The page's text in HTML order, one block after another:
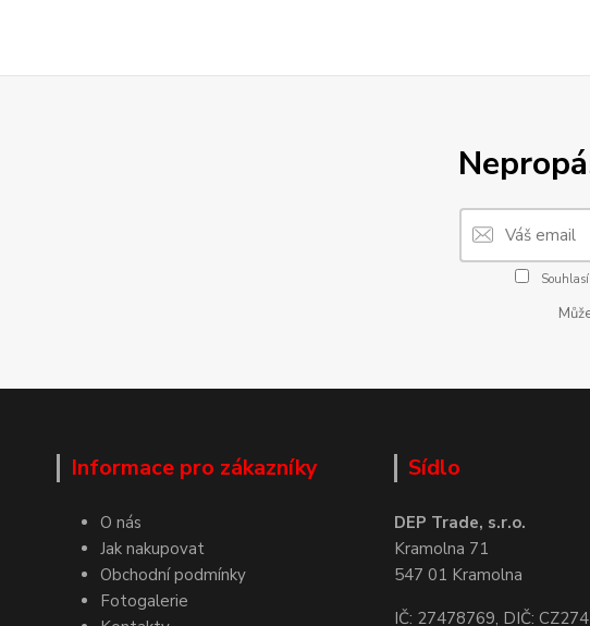
Informace pro zákazníky
O nás
Jak nakupovat
Obchodní podmínky
Fotogalerie
Sídlo
DEP Trade, s.r.o.
Kramolna 71
547 01 Kramolna
IČ: 27478769, DIČ: